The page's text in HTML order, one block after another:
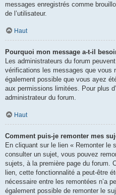
messages enregistrés comme
de l’utilisateur.
Haut
Pourquoi mon message a-t-il
Les administrateurs du forum
vérifications les messages que vous
également possible que vous ayez
aux permissions limitées. Pour plus
administrateur du forum.
Haut
Comment puis-je remonter mes
En cliquant sur le lien « Remonter le
consulter un sujet, vous pouvez
sujets, à la première page du forum.
lien, cette fonctionnalité a peut-être
nécessaire entre les remontées n’a
également possible de remonter le